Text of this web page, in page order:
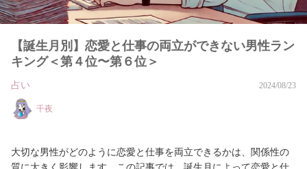
【誕生月別】恋愛と仕事の両立ができない男性ラン
キング＜第４位〜第６位＞
占い 2024/08/23
千夜
大切な男性がどのように恋愛と仕事を両立できるかは、関係性の